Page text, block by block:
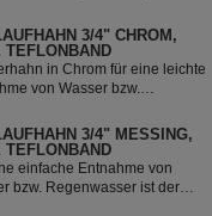
mit einem
von 25 mm
3/4" CHROM,
TEFLONBAND
in Chrom für eine leichte
von Wasser bzw.
hat ein 3/4 Zoll
für eine einfache
an der Regenwassertonne.
dichtete das Gewinde
3/4" MESSING,
TEFLONBAND
einfache Entnahme von
bzw. Regenwasser ist der